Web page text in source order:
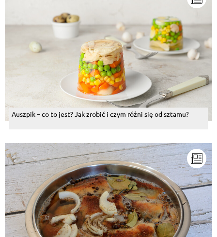
Auszpik – co to jest? Jak zrobić i czym różni się od sztamu?